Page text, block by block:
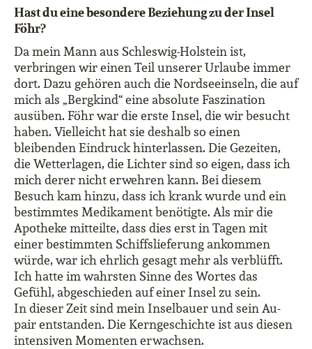
Hast du eine besondere Beziehung zu der Insel
Föhr?
Da mein Mann aus Schleswig-Holstein ist,
verbringen wir einen Teil unserer Urlaube immer
dort. Dazu gehören auch die Nordseeinseln, die auf
mich als „Bergkind“ eine absolute Faszination
ausüben. Föhr war die erste Insel, die wir besucht
haben. Vielleicht hat sie deshalb so einen
bleibenden Eindruck hinterlassen. Die Gezeiten,
die Wetterlagen, die Lichter sind so eigen, dass ich
mich derer nicht erwehren kann. Bei diesem
Besuch kam hinzu, dass ich krank wurde und ein
bestimmtes Medikament benötigte. Als mir die
Apotheke mitteilte, dass dies erst in Tagen mit
einer bestimmten Schiffslieferung ankommen
würde, war ich ehrlich gesagt mehr als verblüfft.
Ich hatte im wahrsten Sinne des Wortes das
Gefühl, abgeschieden auf einer Insel zu sein.
In dieser Zeit sind mein Inselbauer und sein Au-
pair entstanden. Die Kerngeschichte ist aus diesen
intensiven Momenten erwachsen.